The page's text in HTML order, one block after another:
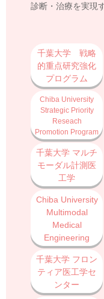
診断・治療を実現
千葉大学 戦略
的重点研究強化
プログラム
Chiba University
Strategic Priority
Reseach
Promotion Program
千葉大学 マルチ
モーダル計測医
工学
Chiba University
Multimodal
Medical
Engineering
千葉大学 フロン
ティア医工学セ
ンター